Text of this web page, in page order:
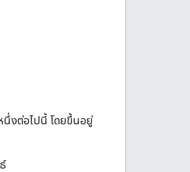
นึ่งต่อไปนี้ โดยขึ้นอยู่